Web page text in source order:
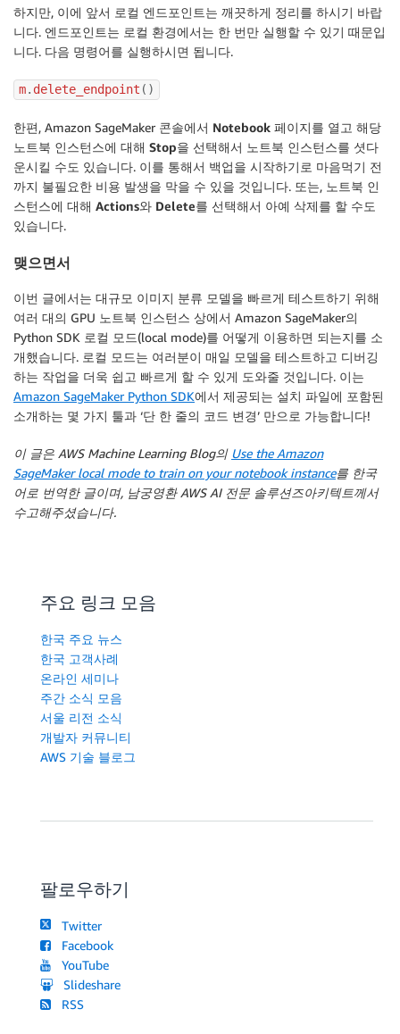
하지만, 이에 앞서 로컬 엔드포인트는 깨끗하게 정리를 하시기 바랍
니다. 엔드포인트는 로컬 환경에서는 한 번만 실행할 수 있기 때문입
니다. 다음 명령어를 실행하시면 됩니다.
m. delete_endpoint ( )
한편, Amazon SageMaker 콘솔에서 Notebook 페이지를 열고 해당
노트북 인스턴스에 대해 Stop을 선택해서 노트북 인스턴스를 셧다
운시킬 수도 있습니다. 이를 통해서 백업을 시작하기로 마음먹기 전
까지 불필요한 비용 발생을 막을 수 있을 것입니다. 또는, 노트북 인
스턴스에 대해 Actions와 Delete를 선택해서 아예 삭제를 할 수도
있습니다.
맺으면서
이번 글에서는 대규모 이미지 분류 모델을 빠르게 테스트하기 위해
여러 대의 GPU 노트북 인스턴스 상에서 Amazon SageMaker의
Python SDK 로컬 모드(local mode)를 어떻게 이용하면 되는지를 소
개했습니다. 로컬 모드는 여러분이 매일 모델을 테스트하고 디버깅
하는 작업을 더욱 쉽고 빠르게 할 수 있게 도와줄 것입니다. 이는
Amazon SageMaker Python SDK에서 제공되는 설치 파일에 포함된
소개하는 몇 가지 툴과 ‘단 한 줄의 코드 변경’ 만으로 가능합니다!
이 글은 AWS Machine Learning Blog의 Use the Amazon
SageMaker local mode to train on your notebook instance를 한국
어로 번역한 글이며, 남궁영환 AWS AI 전문 솔루션즈아키텍트께서
수고해주셨습니다.
주요 링크 모음
한국 주요 뉴스
한국 고객사례
온라인 세미나
주간 소식 모음
서울 리전 소식
개발자 커뮤니티
AWS 기술 블로그
팔로우하기
Twitter
Facebook
YouTube
Slideshare
RSS